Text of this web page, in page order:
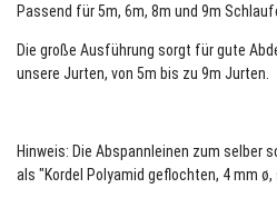
Passend für 5m, 6m, 8m und 9m
Die große Ausführung sorgt für gute
unsere Jurten, von 5m bis zu 9m Jurten.
Hinweis: Die Abspannleinen zum selber
als "Kordel Polyamid geflochten, 4 mm ø,